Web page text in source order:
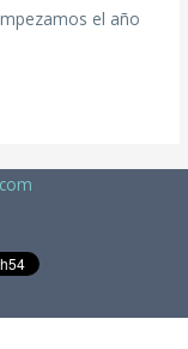
el año